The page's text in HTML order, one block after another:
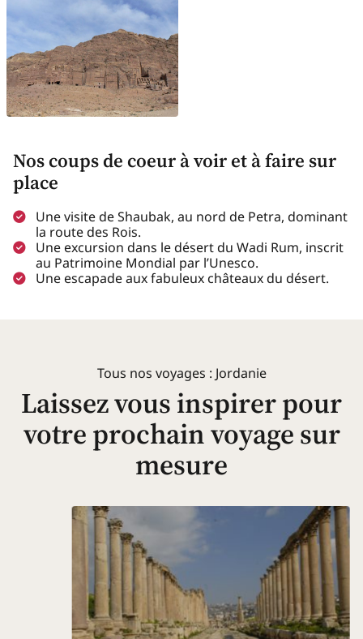
Nos coups de coeur à voir et à faire sur
place
Une visite de Shaubak, au nord de Petra, dominant
la route des Rois.
Une excursion dans le désert du Wadi Rum, inscrit
au Patrimoine Mondial par l’Unesco.
Une escapade aux fabuleux châteaux du désert.
Tous nos voyages : Jordanie
Laissez vous inspirer pour
votre prochain voyage sur
mesure